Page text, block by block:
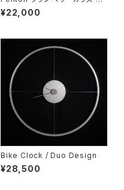
ッチャー
¥22,000
Bike Clock / Duo Design
¥28,500